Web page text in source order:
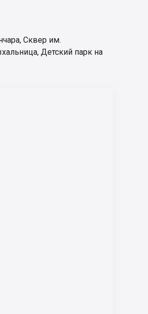
, Сквер им.
, Детский парк на